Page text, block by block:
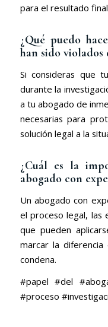
para el resultado
¿Qué puedo
han sido
Si consideras que
durante la
a tu abogado de
necesarias para
solución legal a la
¿Cuál es la
abogado con
Un abogado con
el proceso legal, las
que pueden
marcar la
condena.
#papel #del
#proceso